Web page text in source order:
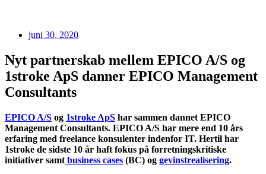
juni 30, 2020
Nyt partnerskab mellem EPICO A/S og
1stroke ApS danner EPICO Management
Consultants
EPICO A/S og 1stroke ApS har sammen dannet EPICO
Management Consultants. EPICO A/S har mere end 10 års
erfaring med freelance konsulenter indenfor IT. Hertil har
1stroke de sidste 10 år haft fokus på forretningskritiske
initiativer samt business cases (BC) og gevinstrealisering.